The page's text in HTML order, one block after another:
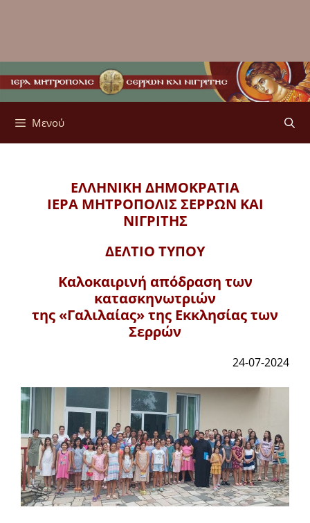
Μενού
ΕΛΛΗΝΙΚΗ ΔΗΜΟΚΡΑΤΙΑ
ΙΕΡΑ ΜΗΤΡΟΠΟΛΙΣΣΕΡΡΩΝ ΚΑΙ
ΝΙΓΡΙΤΗΣ
ΔΕΛΤΙΟ ΤΥΠΟΥ
Καλοκαιρινή απόδραση των
κατασκηνωτριών
της «Γαλιλαίας» της Εκκλησίας των
Σερρών
24-07-2024